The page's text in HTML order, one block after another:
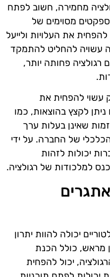
מחמירה, חשוב לפתח
מסוימים של
את העלויות ולייעל
עשויה להחליט להתמקד
רגולציה פחותה יותר,
עשוי להפחית את
ניתן לקצץ בהוצאות, כמו
שאינן בעלות ערך
של החברה. על ידי
יכולות לזהות
למלכודות של רגולציה.
יכולה להוות יתרון
מראש, כולל הכנת
יכול להפחית